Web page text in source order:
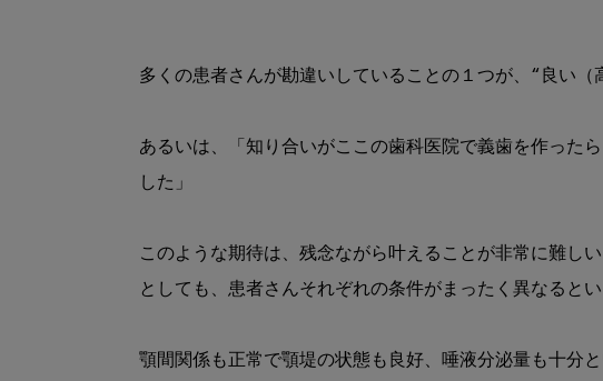
お
役
礎
識
回
多くの患者さんが勘違いしていることの１つが、“良い
あるいは、「知り合いがここの歯科医院で義歯を作った
した」
このような期待は、残念ながら叶えることが非常に難し
としても、患者さんそれぞれの条件がまったく異なるとい
顎間関係も正常で顎堤の状態も良好、唾液分泌量も十分